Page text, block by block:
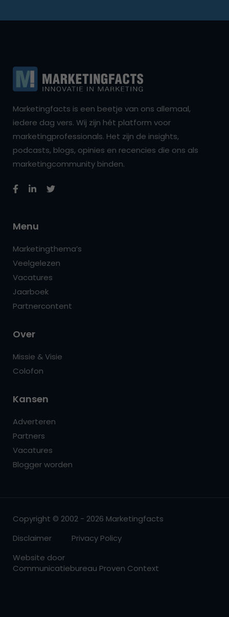
Marketingfacts is een beetje van ons allemaal,
iedere dag vers. Wij zijn hét platform voor
marketingprofessionals. Het zijn de insights,
podcasts, blogs, opinies en recencies die ons als
marketingcommunity binden.
Menu
Marketingthema’s
Veelgelezen
Vacatures
Jaarboek
Partnercontent
Over
Missie & Visie
Colofon
Kansen
Adverteren
Partners
Vacatures
Blogger worden
Copyright © 2002 - 2026 Marketingfacts
Disclaimer
Privacy Policy
Website door
Communicatiebureau Proven Context